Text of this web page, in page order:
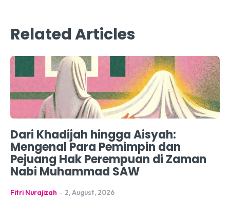
Related Articles
Dari Khadijah hingga Aisyah:
Mengenal Para Pemimpin dan
Pejuang Hak Perempuan di Zaman
Nabi Muhammad SAW
Fitri Nurajizah - 2, August, 2026